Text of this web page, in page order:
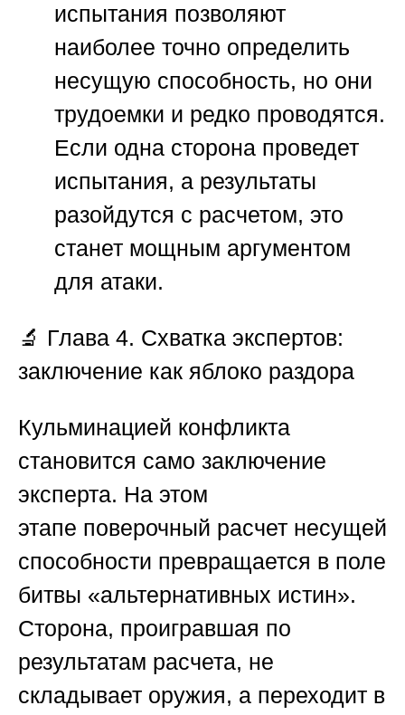
испытания позволяют
наиболее точно определить
несущую способность, но они
трудоемки и редко проводятся.
Если одна сторона проведет
испытания, а результаты
разойдутся с расчетом, это
станет мощным аргументом
для атаки.
🔬 Глава 4. Схватка экспертов:
заключение как яблоко раздора
Кульминацией конфликта
становится само заключение
эксперта. На этом
этапе поверочный расчет несущей
способности превращается в поле
битвы «альтернативных истин».
Сторона, проигравшая по
результатам расчета, не
складывает оружия, а переходит в